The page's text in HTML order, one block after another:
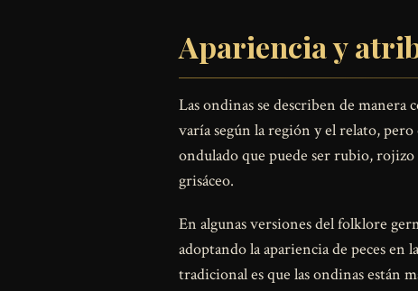
Apariencia y
Las ondinas se describen de manera
varía según la región y el relato,
ondulado que puede ser rubio, rojizo
grisáceo.
En algunas versiones del folklore
adoptando la apariencia de peces
tradicional es que las ondinas están